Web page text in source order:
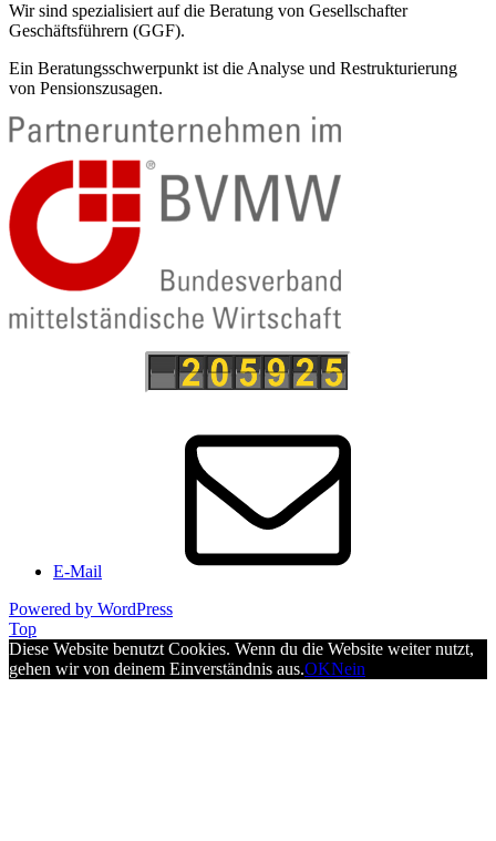
Wir sind spezialisiert auf die Beratung von Gesellschafter
Geschäftsführern (GGF).
Ein Beratungsschwerpunkt ist die Analyse und Restrukturierung
von Pensionszusagen.
E-Mail
Powered by WordPress
Top
Diese Website benutzt Cookies. Wenn du die Website weiter nutzt,
gehen wir von deinem Einverständnis aus.OKNein